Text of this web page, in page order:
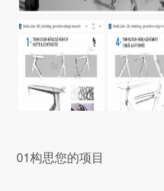
01构思您的项目